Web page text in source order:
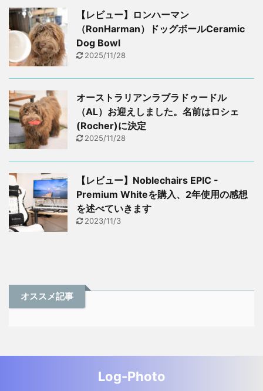
【レビュー】ロンハーマン
（RonHarman）ドッグボールCeramic
Dog Bowl
2025/11/28
オーストラリアンラブラドゥードル
（AL）お迎えしました。名前はロシェ
(Rocher)に決定
2025/11/28
【レビュー】Noblechairs EPIC -
Premium Whiteを購入、2年使用の感想
を述べていきます
2023/11/3
オススメ記事
Log-Photo